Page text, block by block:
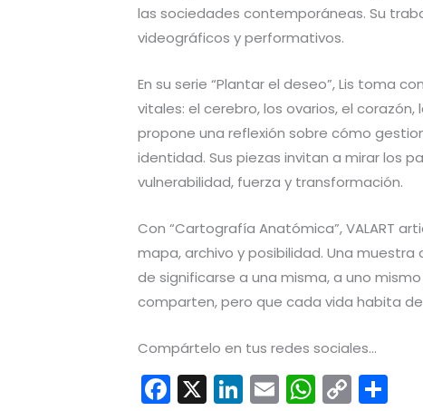
las sociedades contemporáneas. Su
videográficos y performativos.
En su serie “Plantar el deseo”, Lis toma
vitales: el cerebro, los ovarios, el
propone una reflexión sobre cómo
identidad. Sus piezas invitan a mirar los
vulnerabilidad, fuerza y transformación.
Con “Cartografía Anatómica”, VALART
mapa, archivo y posibilidad. Una muestra
de significarse a una misma, a uno
comparten, pero que cada vida habita
Compártelo en tus redes sociales...
F X Li E W C